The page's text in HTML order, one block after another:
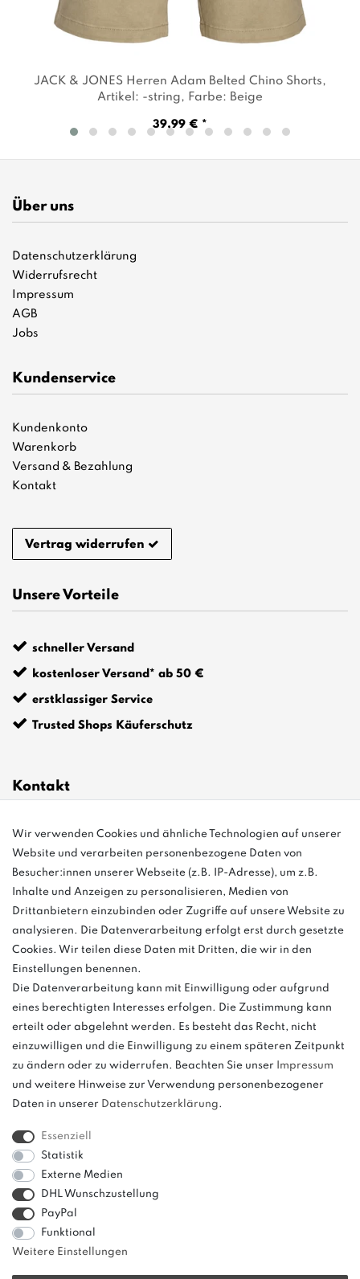
JACK & JONES Herren Adam Belted Chino Shorts ,
Artikel: -string , Farbe: Beige
39,99 € *
Über uns
Datenschutzerklärung
Widerrufsrecht
Impressum
AGB
Jobs
Kundenservice
Kundenkonto
Warenkorb
Versand & Bezahlung
Kontakt
Vertrag widerrufen
Unsere Vorteile
schneller Versand
kostenloser Versand* ab 50 €
erstklassiger Service
Trusted Shops Käuferschutz
Kontakt
info@bonvenon.de
03763 4048350
Montag - Freitag, 08:00 - 16:00
Anrufe aus dem dt. Festnetz zum Ortstarif, Preise aus dem Mobilfunknetz
ggf. abweichend (abhängig vom Provider).
und
weitere.
Wir verwenden Cookies und ähnliche Technologien auf unserer
Website und verarbeiten personenbezogene Daten von
Besucher:innen unserer Webseite (z.B. IP-Adresse), um z.B.
Inhalte und Anzeigen zu personalisieren, Medien von
Drittanbietern einzubinden oder Zugriffe auf unsere Website zu
analysieren. Die Datenverarbeitung erfolgt erst durch gesetzte
Cookies. Wir teilen diese Daten mit Dritten, die wir in den
Einstellungen benennen.
Die Datenverarbeitung kann mit Einwilligung oder aufgrund
eines berechtigten Interesses erfolgen. Die Zustimmung kann
erteilt oder abgelehnt werden. Es besteht das Recht, nicht
einzuwilligen und die Einwilligung zu einem späteren Zeitpunkt
zu ändern oder zu widerrufen. Beachten Sie unser
Impressum
und weitere Hinweise zur Verwendung personenbezogener
Daten in unserer Daten­schutz­erklärung.
Essenziell
Statistik
Externe Medien
DHL Wunschzustellung
PayPal
Funktional
Weitere Einstellungen
Sinne einer Preisermäßigung, sondern lediglich
einen Preisvergleich zur unverbindlichen
Preisempfehlung seitens des Herstellers dar.